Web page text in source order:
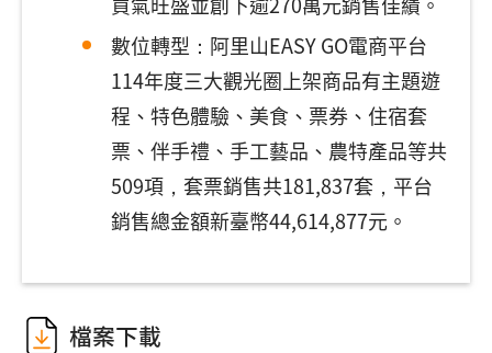
數位轉型：阿里山EASY GO電商平台
114年度三大觀光圈上架商品有主題遊
程、特色體驗、美食、票券、住宿套
票、伴手禮、手工藝品、農特產品等共
509項，套票銷售共181,837套，平台
銷售總金額新臺幣44,614,877元。
檔案下載